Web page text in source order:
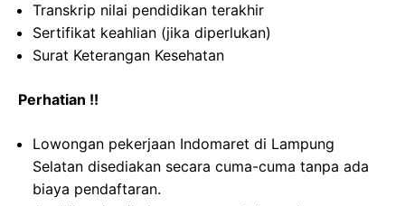
Transkrip nilai pendidikan terakhir
Sertifikat keahlian (jika diperlukan)
Surat Keterangan Kesehatan
Perhatian !!
Lowongan pekerjaan Indomaret di Lampung
Selatan disediakan secara cuma-cuma tanpa ada
biaya pendaftaran.